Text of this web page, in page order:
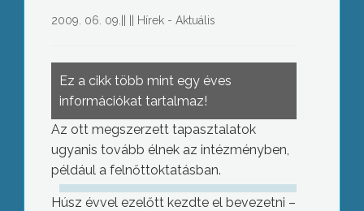
2009. 06. 09. Hírek - Aktuális
Ez a cikk több mint egy éves
információkat tartalmaz!
Az ott megszerzett tapasztalatok
ugyanis tovább élnek az intézményben,
például a felnőttoktatásban.
Húsz évvel ezelőtt kezdte el bevezetni –